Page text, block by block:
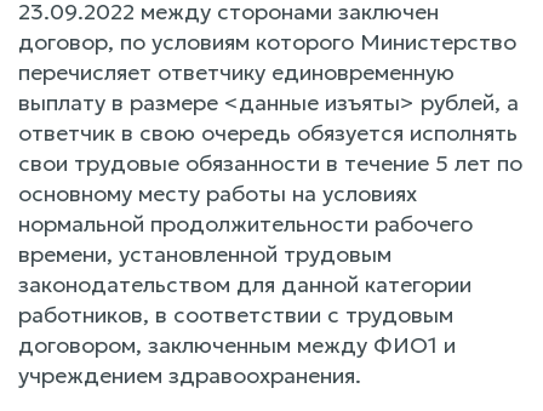
23.09.2022 между сторонами заключен
договор, по условиям которого Министерство
перечисляет ответчику единовременную
выплату в размере <данные изъяты> рублей, а
ответчик в свою очередь обязуется исполнять
свои трудовые обязанности в течение 5 лет по
основному месту работы на условиях
нормальной продолжительности рабочего
времени, установленной трудовым
законодательством для данной категории
работников, в соответствии с трудовым
договором, заключенным между ФИО1 и
учреждением здравоохранения.